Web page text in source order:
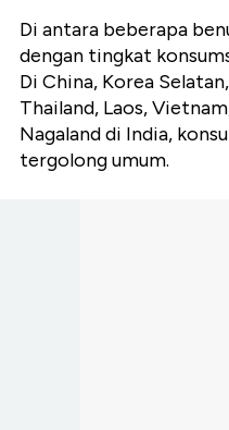
Di antara beberapa
dengan tingkat
Di China, Korea
Thailand, Laos,
Nagaland di India,
tergolong umum.